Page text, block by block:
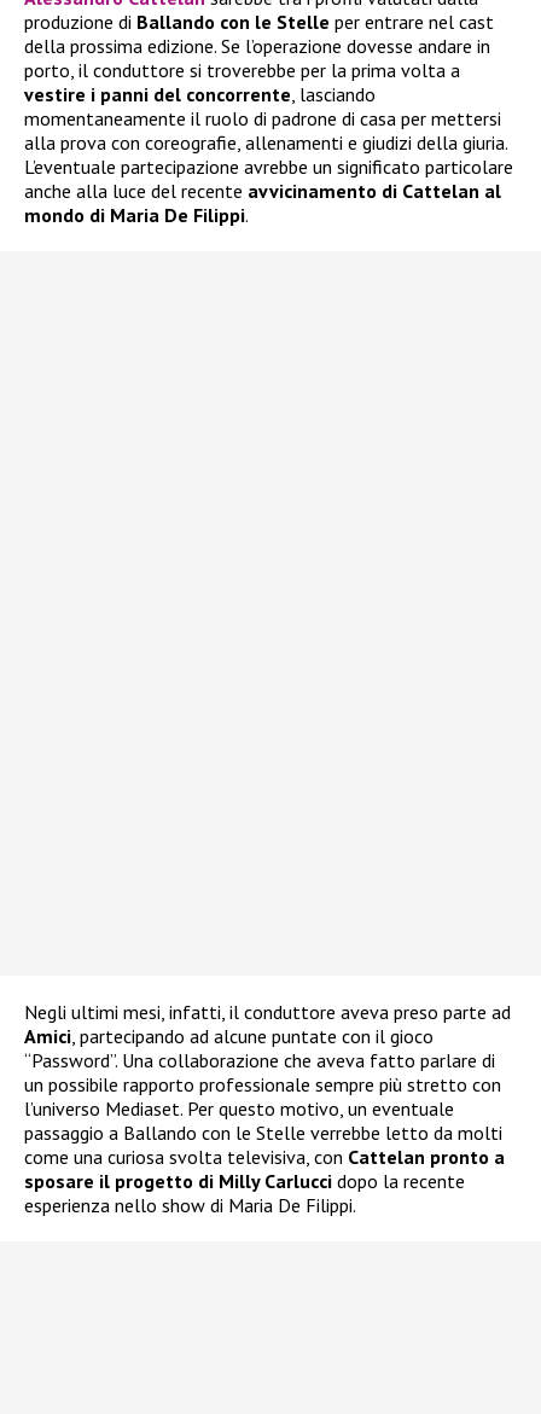
produzione di Ballando con le Stelle per entrare nel cast
della prossima edizione. Se l’operazione dovesse andare in
porto, il conduttore si troverebbe per la prima volta a
vestire i panni del concorrente, lasciando
momentaneamente il ruolo di padrone di casa per mettersi
alla prova con coreografie, allenamenti e giudizi della giuria.
L’eventuale partecipazione avrebbe un significato particolare
anche alla luce del recente avvicinamento di Cattelan al
mondo di Maria De Filippi.
Negli ultimi mesi, infatti, il conduttore aveva preso parte ad
Amici, partecipando ad alcune puntate con il gioco
“Password”. Una collaborazione che aveva fatto parlare di
un possibile rapporto professionale sempre più stretto con
l’universo Mediaset. Per questo motivo, un eventuale
passaggio a Ballando con le Stelle verrebbe letto da molti
come una curiosa svolta televisiva, con Cattelan pronto a
sposare il progetto di Milly Carlucci dopo la recente
esperienza nello show di Maria De Filippi.